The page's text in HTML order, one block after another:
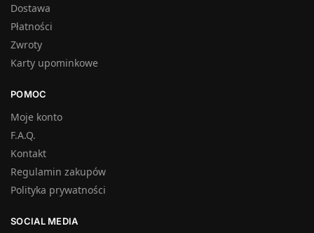
Dostawa
Płatności
Zwroty
Karty upominkowe
POMOC
Moje konto
F.A.Q.
Kontakt
Regulamin zakupów
Polityka prywatności
SOCIAL MEDIA